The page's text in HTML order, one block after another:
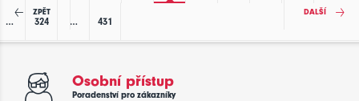
ZPĚT
… 324 … 431
DALŠÍ
Osobní přístup
Poradenství pro zákazníky